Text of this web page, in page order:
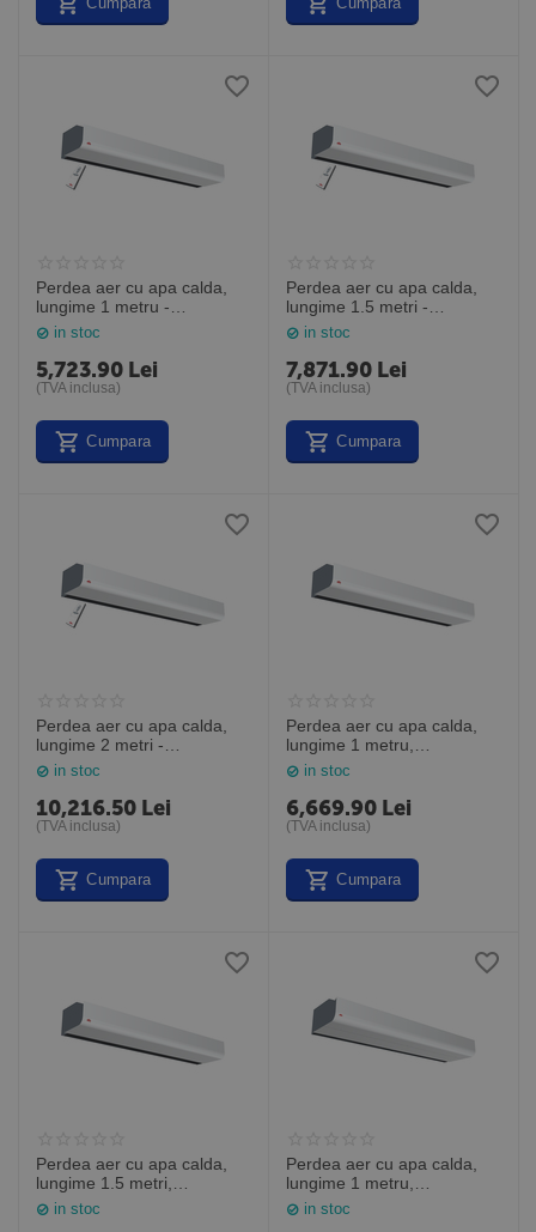
Perdea aer cu apa calda,
lungime 1 metru -
telecomanda infrarosu
inclusa, PA2210CW, Frico
Suedia
in stoc
5,723.90 Lei
(TVA inclusa)
Cumpara
Perdea aer cu apa calda,
lungime 1.5 metri -
telecomanda infrarosu
inclusa, PA2215CW, Frico
Suedia
in stoc
7,871.90 Lei
(TVA inclusa)
Cumpara
Perdea aer cu apa calda,
lungime 2 metri -
telecomanda infrarosu
inclusa, PA2220CW, Frico
Suedia
in stoc
10,216.50 Lei
(TVA inclusa)
Cumpara
Perdea aer cu apa calda,
lungime 1 metru,
PAF2510W, Frico Suedia
in stoc
6,669.90 Lei
(TVA inclusa)
Cumpara
Perdea aer cu apa calda,
lungime 1.5 metri,
PAF2515W, Frico Suedia
in stoc
Perdea aer cu apa calda,
lungime 1 metru,
PAFEC3510WL, Frico
Suedia
in stoc